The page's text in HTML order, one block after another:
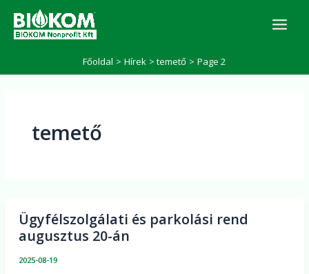
content
Főoldal Hírek temető Page 2
temető
Ügyfélszolgálati és parkolási rend
augusztus 20-án
2025-08-19
Ügyfélszolgálati
és
e
r
é